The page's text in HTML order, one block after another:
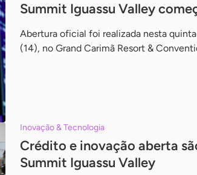
Summit Iguassu Valley
Abertura oficial foi realizada nesta
(14), no Grand Carimã Resort &
Inovação & Tecnologia
Crédito e inovação aberta
Summit Iguassu Valley